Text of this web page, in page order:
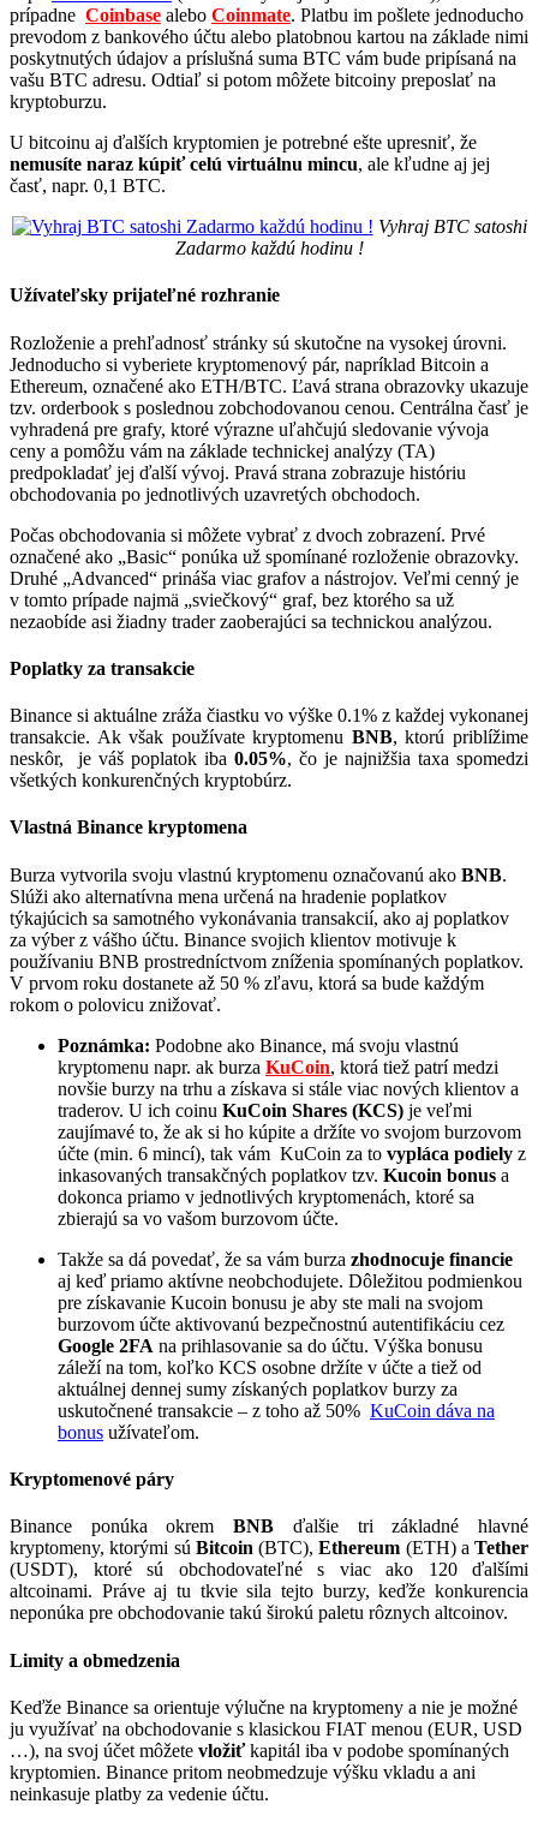
prípadne Coinbase alebo Coinmate. Platbu im pošlete jednoducho
prevodom z bankového účtu alebo platobnou kartou na základe nimi
poskytnutých údajov a príslušná suma BTC vám bude pripísaná na
vašu BTC adresu. Odtiaľ si potom môžete bitcoiny preposlať na
kryptoburzu.
U bitcoinu aj ďalších kryptomien je potrebné ešte upresniť, že
nemusíte naraz kúpiť celú virtuálnu mincu, ale kľudne aj jej
časť, napr. 0,1 BTC.
Vyhraj BTC satoshi
Zadarmo každú hodinu !
Užívateľsky prijateľné rozhranie
Rozloženie a prehľadnosť stránky sú skutočne na vysokej úrovni.
Jednoducho si vyberiete kryptomenový pár, napríklad Bitcoin a
Ethereum, označené ako ETH/BTC. Ľavá strana obrazovky ukazuje
tzv. orderbook s poslednou zobchodovanou cenou. Centrálna časť je
vyhradená pre grafy, ktoré výrazne uľahčujú sledovanie vývoja
ceny a pomôžu vám na základe technickej analýzy (TA)
predpokladať jej ďalší vývoj. Pravá strana zobrazuje históriu
obchodovania po jednotlivých uzavretých obchodoch.
Počas obchodovania si môžete vybrať z dvoch zobrazení. Prvé
označené ako „Basic“ ponúka už spomínané rozloženie obrazovky.
Druhé „Advanced“ prináša viac grafov a nástrojov. Veľmi cenný je
v tomto prípade najmä „sviečkový“ graf, bez ktorého sa už
nezaobíde asi žiadny trader zaoberajúci sa technickou analýzou.
Poplatky za transakcie
Binance si aktuálne zráža čiastku vo výške 0.1% z každej vykonanej
transakcie. Ak však používate kryptomenu BNB, ktorú priblížime
neskôr, je váš poplatok iba 0.05%, čo je najnižšia taxa spomedzi
všetkých konkurenčných kryptobúrz.
Vlastná Binance kryptomena
Burza vytvorila svoju vlastnú kryptomenu označovanú ako BNB.
Slúži ako alternatívna mena určená na hradenie poplatkov
týkajúcich sa samotného vykonávania transakcií, ako aj poplatkov
za výber z vášho účtu. Binance svojich klientov motivuje k
používaniu BNB prostredníctvom zníženia spomínaných poplatkov.
V prvom roku dostanete až 50 % zľavu, ktorá sa bude každým
rokom o polovicu znižovať.
Poznámka: Podobne ako Binance, má svoju vlastnú
kryptomenu napr. ak burza KuCoin, ktorá tiež patrí medzi
novšie burzy na trhu a získava si stále viac nových klientov a
traderov. U ich coinu KuCoin Shares (KCS) je veľmi
zaujímavé to, že ak si ho kúpite a držíte vo svojom burzovom
účte (min. 6 mincí), tak vám KuCoin za to vypláca podiely z
inkasovaných transakčných poplatkov tzv. Kucoin bonus a
dokonca priamo v jednotlivých kryptomenách, ktoré sa
zbierajú sa vo vašom burzovom účte.
Takže sa dá povedať, že sa vám burza zhodnocuje financie
aj keď priamo aktívne neobchodujete. Dôležitou podmienkou
pre získavanie Kucoin bonusu je aby ste mali na svojom
burzovom účte aktivovanú bezpečnostnú autentifikáciu cez
Google 2FA na prihlasovanie sa do účtu. Výška bonusu
záleží na tom, koľko KCS osobne držíte v účte a tiež od
aktuálnej dennej sumy získaných poplatkov burzy za
uskutočnené transakcie – z toho až 50% KuCoin dáva na
bonus užívateľom.
Kryptomenové páry
Binance ponúka okremBNB ďalšie tri základné hlavné
kryptomeny, ktorými sú Bitcoin (BTC),Ethereum (ETH) a Tether
(USDT), ktoré sú obchodovateľné s viac ako 120 ďalšími
altcoinami. Práve aj tu tkvie sila tejto burzy, keďže konkurencia
neponúka pre obchodovanie takú širokú paletu rôznych altcoinov.
Limity a obmedzenia
Keďže Binance sa orientuje výlučne na kryptomeny a nie je možné
ju využívať na obchodovanie s klasickou FIAT menou (EUR, USD
…), na svoj účet môžete vložiťkapitál iba v podobe spomínaných
kryptomien. Binance pritom neobmedzuje výšku vkladu a ani
neinkasuje platby za vedenie účtu.